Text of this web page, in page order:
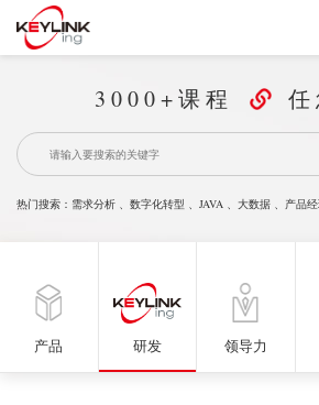
3000+课程
热门搜索： 需求分析 、 数字化转型 、 JAVA 、 大数据 、 产品
产品 研发 领导力